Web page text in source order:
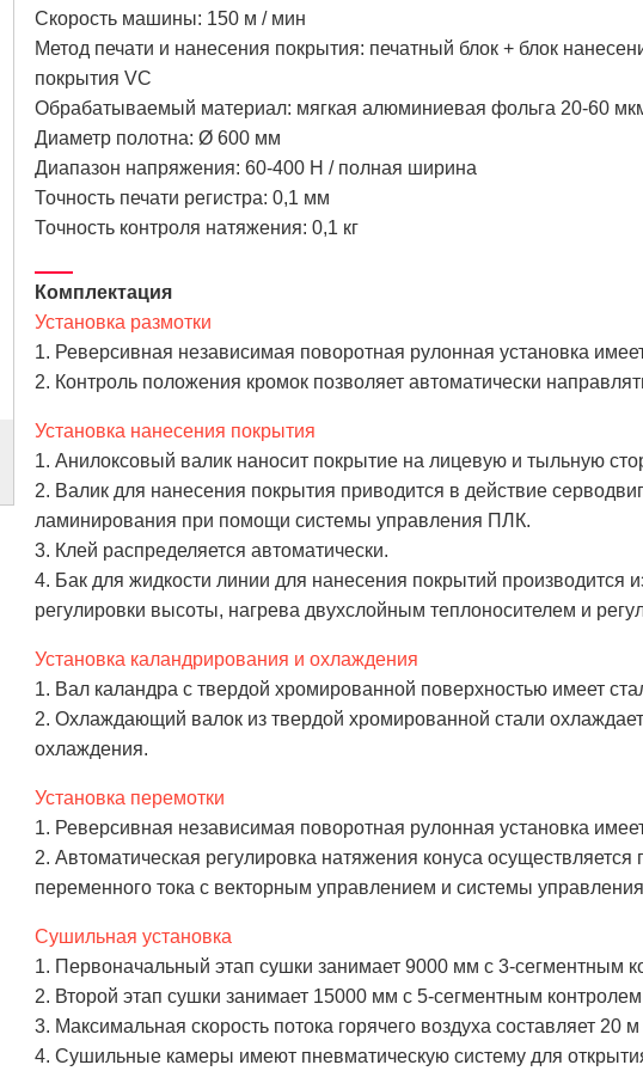
Скорость машины: 150 м / мин
Метод печати и нанесения покрытия: печатный блок + блок
покрытия VC
Обрабатываемый материал: мягкая алюминиевая фольга 20-60
Диаметр полотна: Ø 600 мм
Диапазон напряжения: 60-400 Н / полная ширина
Точность печати регистра: 0,1 мм
Точность контроля натяжения: 0,1 кг
Комплектация
Установка размотки
1. Реверсивная независимая поворотная рулонная установка
2. Контроль положения кромок позволяет автоматически
Установка нанесения покрытия
1. Анилоксовый валик наносит покрытие на лицевую и тыльную
2. Валик для нанесения покрытия приводится в действие
ламинирования при помощи системы управления ПЛК.
3. Клей распределяется автоматически.
4. Бак для жидкости линии для нанесения покрытий
регулировки высоты, нагрева двухслойным теплоносителем и
Установка каландрирования и охлаждения
1. Вал каландра с твердой хромированной поверхностью имеет
2. Охлаждающий валок из твердой хромированной стали
охлаждения.
Установка перемотки
1. Реверсивная независимая поворотная рулонная установка
2. Автоматическая регулировка натяжения конуса
переменного тока с векторным управлением и системы
Сушильная установка
1. Первоначальный этап сушки занимает 9000 мм с 3-сегментным
2. Второй этап сушки занимает 15000 мм с 5-сегментным
3. Максимальная скорость потока горячего воздуха составляет 20 м
4. Сушильные камеры имеют пневматическую систему для